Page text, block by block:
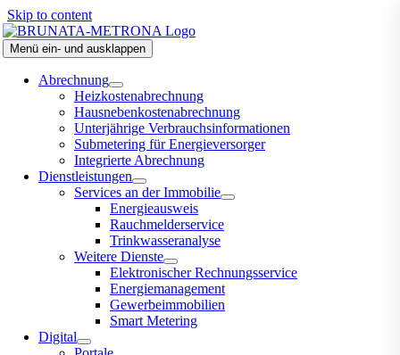
Skip to content
Menü ein- und ausklappen
Abrechnung
Heizkostenabrechnung
Hausnebenkostenabrechnung
Unterjährige Verbrauchsinformationen
Submetering für Energieversorger
Integrierte Abrechnung
Dienstleistungen
Services an der Immobilie
Energieausweis
Rauchmelderservice
Trinkwasseranalyse
Weitere Dienste
Elektronischer Rechnungsservice
Energiemanagement
Gewerbeimmobilien
Smart Metering
Digital